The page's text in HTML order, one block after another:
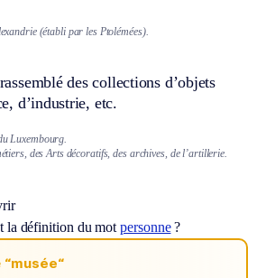
(établi par les Ptolémées).
des collections d’objets
d’industrie, etc.
Luxembourg.
des Arts décoratifs, des archives, de l’artillerie.
la définition du motpersonne?
“musée“